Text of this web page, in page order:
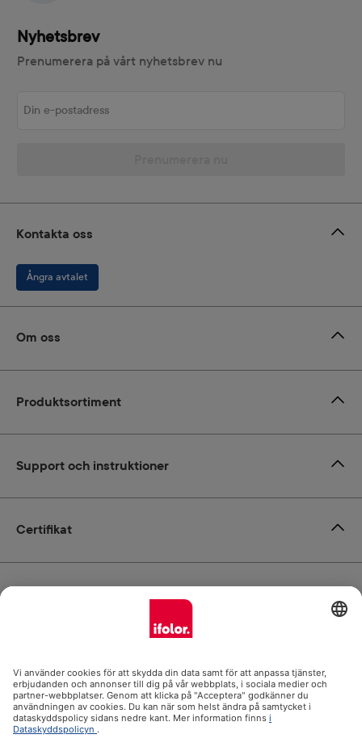
Nyhetsbrev
Prenumerera på vårt nyhetsbrev nu
Certifikat
Kontakta oss
Ångra avtalet
Om oss
Produktsortiment
Support och instruktioner
ifolor.se i